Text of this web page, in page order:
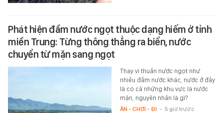
Phát hiện đầm nước ngọt thuộc dạng hiếm ở tỉnh
miền Trung: Từng thông thẳng ra biển, nước
chuyển từ mặn sang ngọt
Thay vì thuần nước ngọt như
nhiều đầm nước khác, nước ở đây
là có cả những khu vực là nước
mặn, nguyên nhân là gì?
ĂN - CHƠI - ĐI - 5 giờ trước